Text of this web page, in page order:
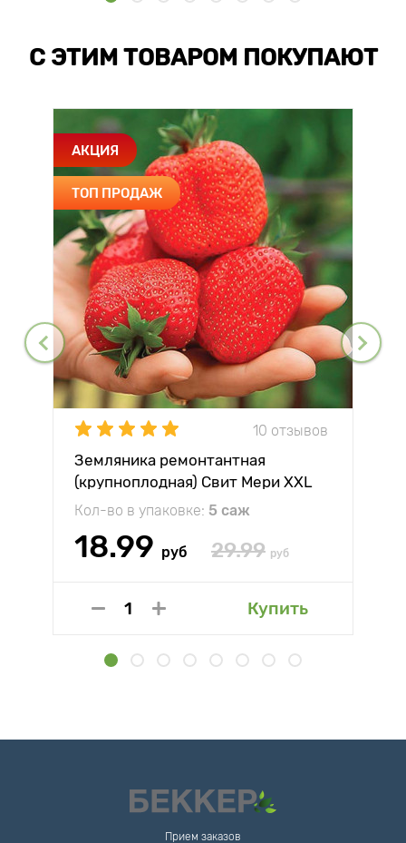
С ЭТИМ ТОВАРОМ ПОКУПАЮТ
АКЦИЯ
ТОП ПРОДАЖ
10 отзывов
Земляника ремонтантная
(крупноплодная) Свит Мери XXL
Кол-во в упаковке: 5 саж
18.99 руб 29.99 руб
Купить
Прием заказов